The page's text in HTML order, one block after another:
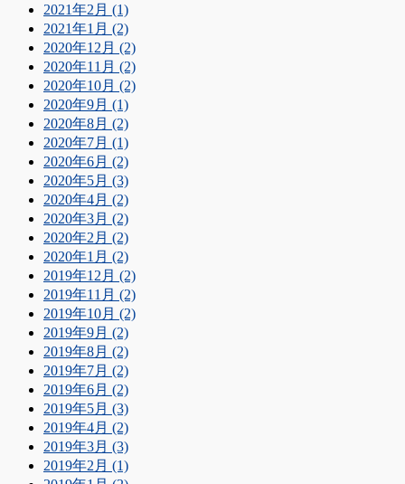
2021年2月 (1)
2021年1月 (2)
2020年12月 (2)
2020年11月 (2)
2020年10月 (2)
2020年9月 (1)
2020年8月 (2)
2020年7月 (1)
2020年6月 (2)
2020年5月 (3)
2020年4月 (2)
2020年3月 (2)
2020年2月 (2)
2020年1月 (2)
2019年12月 (2)
2019年11月 (2)
2019年10月 (2)
2019年9月 (2)
2019年8月 (2)
2019年7月 (2)
2019年6月 (2)
2019年5月 (3)
2019年4月 (2)
2019年3月 (3)
2019年2月 (1)